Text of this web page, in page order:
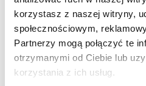
korzystasz z naszej witryny,
społecznościowym,
Partnerzy mogą połączyć te
otrzymanymi od Ciebie lub
korzystania z ich usług.
Zdrowie i uroda
Zobacz wszystko
Dofinansowania